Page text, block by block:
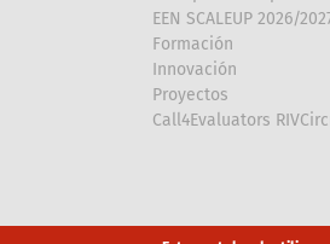
EEN SCALEUP 2026/
Formación
Innovación
Proyectos
Call4Evaluators